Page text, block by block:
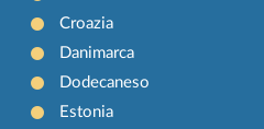
Croazia
Danimarca
Dodecaneso
Estonia